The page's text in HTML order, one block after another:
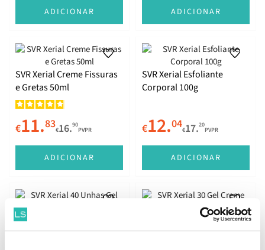
ADICIONAR ADICIONAR
SVR Xerial Creme Fissuras
e Gretas 50ml
€11.83€16.90
PVPR
ADICIONAR
SVR Xerial Esfoliante
Corporal 100g
€12.04€17.20
PVPR
ADICIONAR
SVR Xerial 40 Unhas Gel
10ml
SVR Xerial 30 Gel Creme
75ml